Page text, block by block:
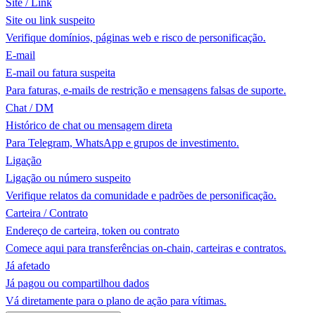
Site / Link
Site ou link suspeito
Verifique domínios, páginas web e risco de personificação.
E-mail
E-mail ou fatura suspeita
Para faturas, e-mails de restrição e mensagens falsas de suporte.
Chat / DM
Histórico de chat ou mensagem direta
Para Telegram, WhatsApp e grupos de investimento.
Ligação
Ligação ou número suspeito
Verifique relatos da comunidade e padrões de personificação.
Carteira / Contrato
Endereço de carteira, token ou contrato
Comece aqui para transferências on-chain, carteiras e contratos.
Já afetado
Já pagou ou compartilhou dados
Vá diretamente para o plano de ação para vítimas.